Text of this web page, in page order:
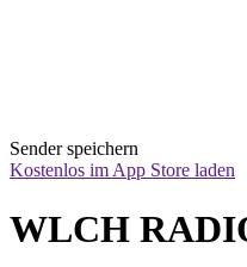
Sender speichern
Kostenlos im App Store laden
WLCH